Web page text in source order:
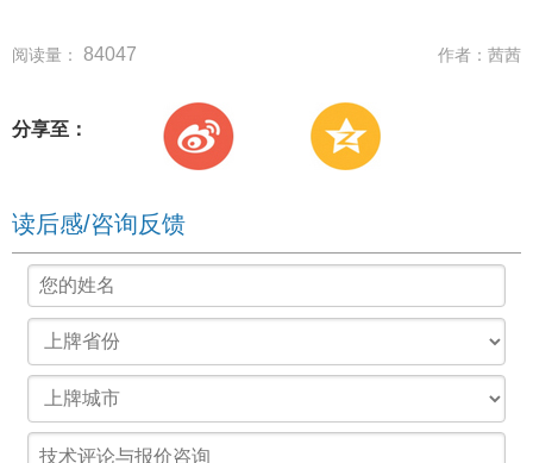
阅读量： 84047 作者： 茜茜
分享至：
读后感/咨询反馈